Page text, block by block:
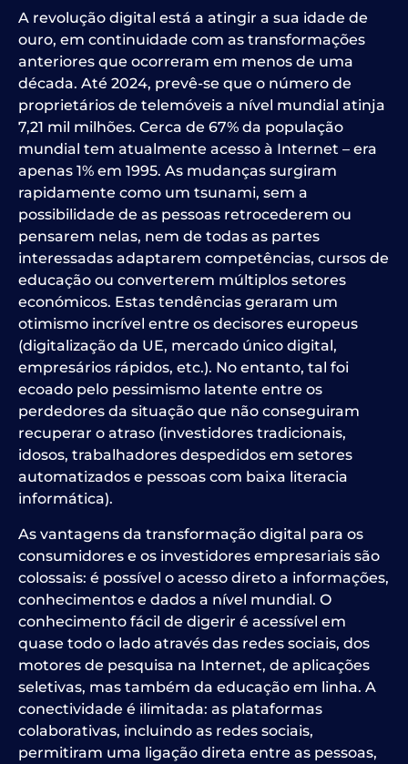
A revolução digital está a atingir a sua idade de
ouro, em continuidade com as transformações
anteriores que ocorreram em menos de uma
década. Até 2024, prevê-se que o número de
proprietários de telemóveis a nível mundial atinja
7,21 mil milhões. Cerca de 67% da população
mundial tem atualmente acesso à Internet – era
apenas 1% em 1995. As mudanças surgiram
rapidamente como um tsunami, sem a
possibilidade de as pessoas retrocederem ou
pensarem nelas, nem de todas as partes
interessadas adaptarem competências, cursos de
educação ou converterem múltiplos setores
económicos. Estas tendências geraram um
otimismo incrível entre os decisores europeus
(digitalização da UE, mercado único digital,
empresários rápidos, etc.). No entanto, tal foi
ecoado pelo pessimismo latente entre os
perdedores da situação que não conseguiram
recuperar o atraso (investidores tradicionais,
idosos, trabalhadores despedidos em setores
automatizados e pessoas com baixa literacia
informática).
As vantagens da transformação digital para os
consumidores e os investidores empresariais são
colossais: é possível o acesso direto a informações,
conhecimentos e dados a nível mundial. O
conhecimento fácil de digerir é acessível em
quase todo o lado através das redes sociais, dos
motores de pesquisa na Internet, de aplicações
seletivas, mas também da educação em linha. A
conectividade é ilimitada: as plataformas
colaborativas, incluindo as redes sociais,
permitiram uma ligação direta entre as pessoas,